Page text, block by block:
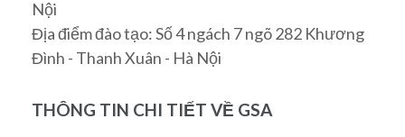
Nội
Địa điểm đào tạo: Số 4 ngách 7 ngõ 282 Khương
Đình - Thanh Xuân - Hà Nội
THÔNG TIN CHI TIẾT VỀ GSA